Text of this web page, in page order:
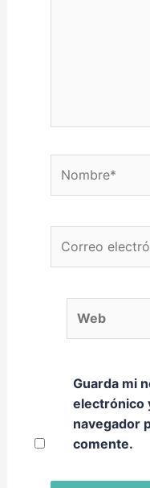
Guarda mi
electrónico
navegador
comente.